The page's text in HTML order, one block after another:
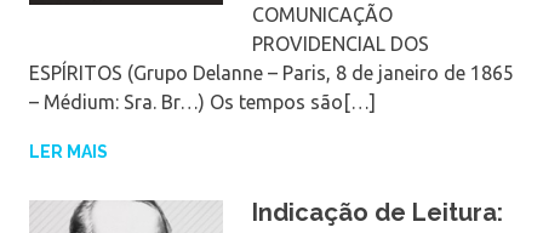
COMUNICAÇÃO
PROVIDENCIAL DOS
ESPÍRITOS (Grupo Delanne – Paris, 8 de janeiro de 1865
– Médium: Sra. Br…) Os tempos são[…]
LER MAIS
Indicação de Leitura: